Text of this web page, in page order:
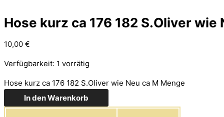
Hose kurz ca 176 182 S.Oliver wie
10,00 €
Verfügbarkeit: 1 vorrätig
Hose kurz ca 176 182 S.Oliver wie Neu ca M Menge
In den Warenkorb